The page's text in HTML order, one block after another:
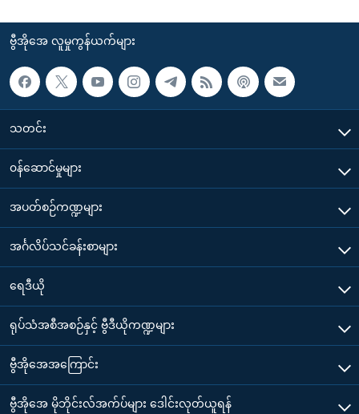
ဗွီအိုအေ လူမှုကွန်ယက်များ
သတင်း
၀န်ဆောင်မှုများ
အပတ်စဉ်ကဏ္ဍများ
အင်္ဂလိပ်သင်ခန်းစာများ
ရေဒီယို
ရုပ်သံအစီအစဉ်နှင့် ဗွီဒီယိုကဏ္ဍများ
ဗွီအိုအေအကြောင်း
ဗွီအိုအေ မိုဘိုင်းလ်အက်ပ်များ ဒေါင်းလုတ်ယူရန်